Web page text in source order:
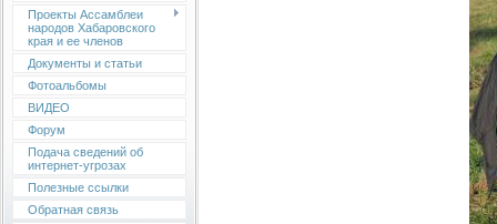
Проекты Ассамблеи
народов Хабаровского
края и ее членов
Документы и статьи
Фотоальбомы
ВИДЕО
Форум
Подача сведений об
интернет-угрозах
Полезные ссылки
Обратная связь